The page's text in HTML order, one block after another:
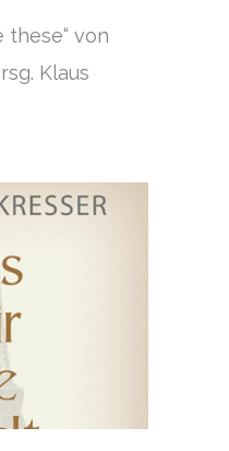
these“ von
Klaus